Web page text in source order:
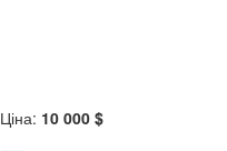
Ціна: 10 000 $